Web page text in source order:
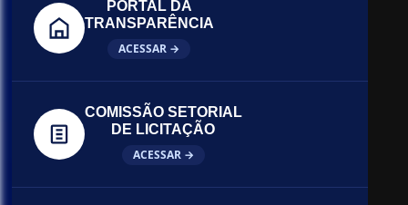
PORTAL DA
TRANSPARÊNCIA
ACESSAR →
COMISSÃO SETORIAL
DE LICITAÇÃO
ACESSAR →